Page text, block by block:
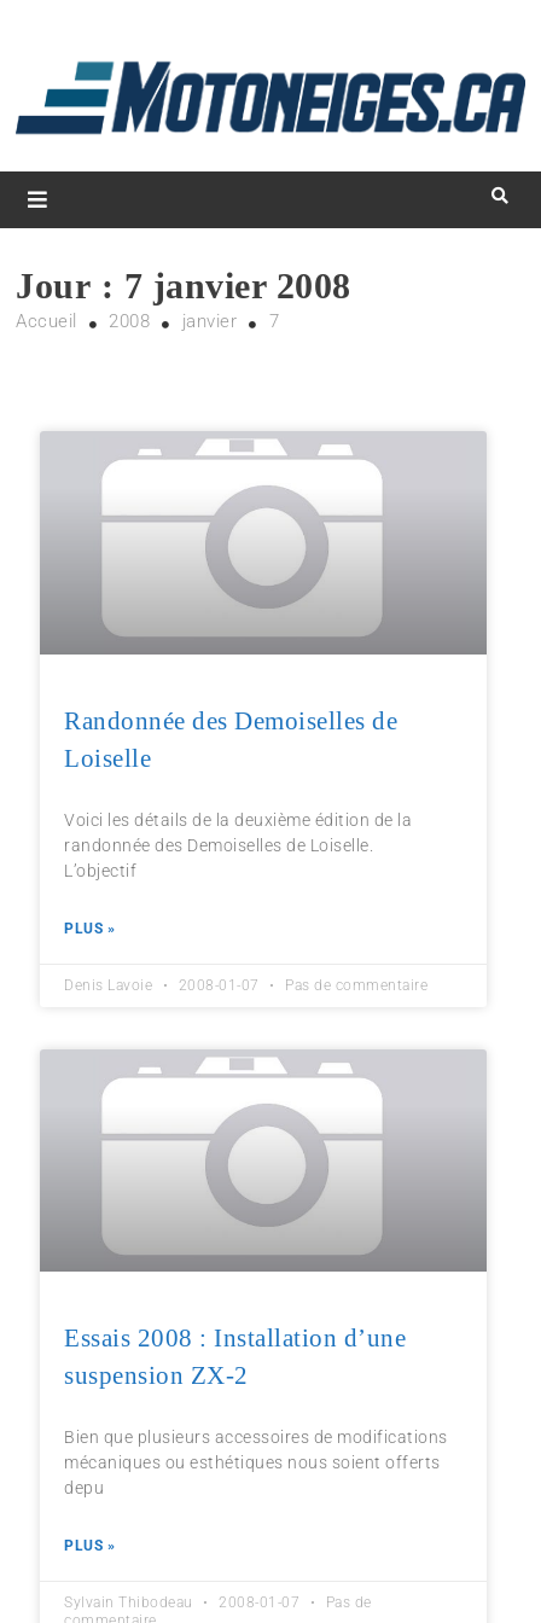
Magazine Motoneiges.ca
Jour : 7 janvier 2008
Accueil 2008 janvier 7
Randonnée des Demoiselles de
Loiselle
Voici les détails de la deuxième édition de la
randonnée des Demoiselles de Loiselle.
L’objectif
PLUS »
Denis Lavoie 2008-01-07 Pas de commentaire
Essais 2008 : Installation d’une
suspension ZX-2
Bien que plusieurs accessoires de modifications
mécaniques ou esthétiques nous soient offerts
depu
PLUS »
Sylvain Thibodeau 2008-01-07
Pas de